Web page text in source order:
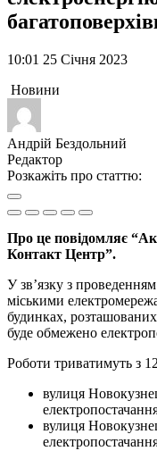
10:01 25 Січня 2023
Новини
Андрій Бездольний
Редактор
Розкажіть про статтю:
Про це повідомляє
Контакт Центр”.
У зв’язку з
міськими
будинках,
буде обмежено
Роботи триватимуть з
вулиця
вулиця